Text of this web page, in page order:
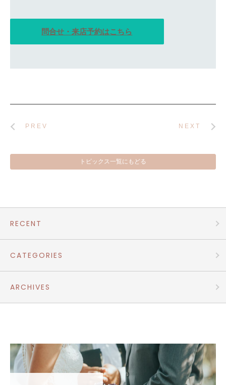
問合せ・来店予約はこちら
PREV NEXT
トピックス一覧にもどる
RECENT
CATEGORIES
ARCHIVES